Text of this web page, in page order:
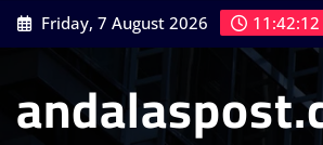
Skip
to
Friday, 7 August 2026 11:42:13